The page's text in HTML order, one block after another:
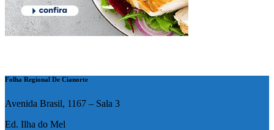
Folha Regional De Cianorte
Avenida Brasil, 1167 – Sala 3
Ed. Ilha do Mel